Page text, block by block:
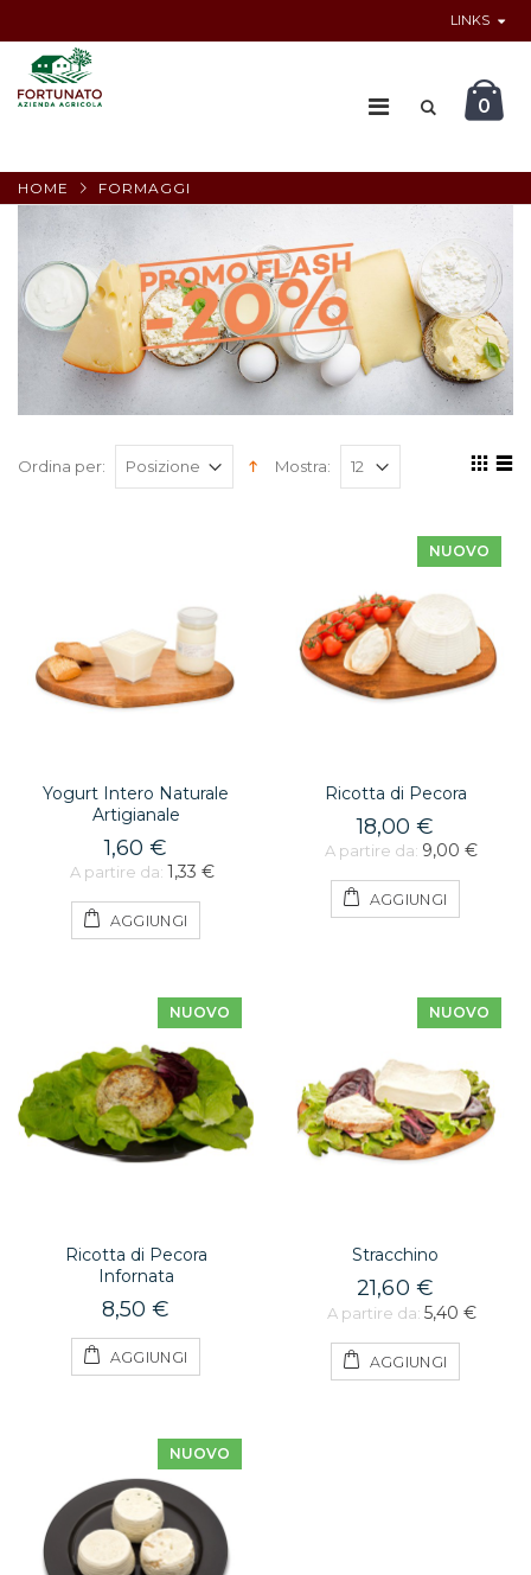
LINKS
0
HOME FORMAGGI
Ordina per: Mostra:
Yogurt Intero Naturale
Artigianale
1,60 €
A partire da: 1,33 €
AGGIUNGI
NUOVO
Ricotta di Pecora
18,00 €
A partire da: 9,00 €
AGGIUNGI
NUOVO
Ricotta di Pecora
Infornata
8,50 €
AGGIUNGI
NUOVO
Stracchino
21,60 €
A partire da: 5,40 €
AGGIUNGI
NUOVO